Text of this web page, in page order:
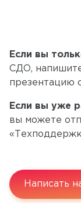
Если вы
СДО,
презентацию
Если вы уже
вы можете
Написать